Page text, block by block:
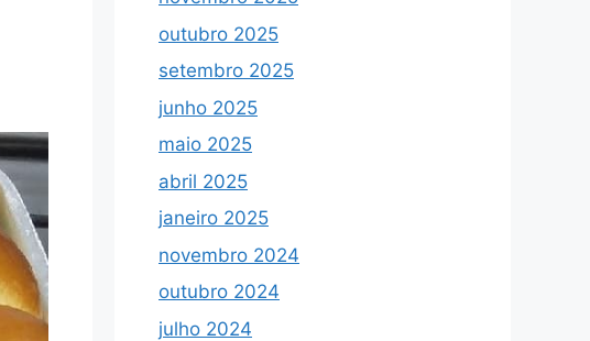
outubro 2025
setembro 2025
junho 2025
maio 2025
abril 2025
janeiro 2025
novembro 2024
outubro 2024
julho 2024